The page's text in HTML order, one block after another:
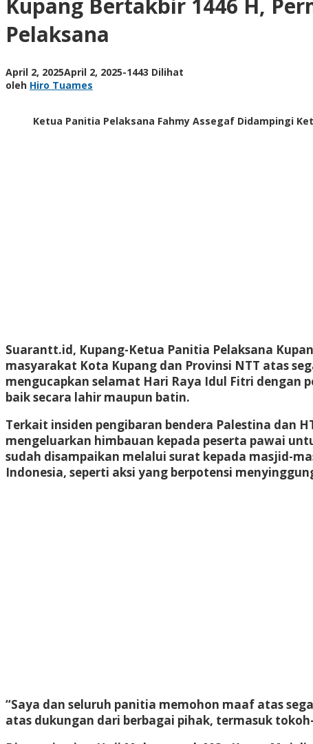
Permohonan
dari
Kupang Bertakbir 1446 H,
Pelaksana
April 2, 2025April 2, 2025oleh
-1443 Dilihat
oleh Hiro Tuames
Ketua Panitia Pelaksana Fahmy Assegaf Didampingi
Suarantt.id, Kupang-Ketua Panitia Pelaksana
masyarakat Kota Kupang dan Provinsi NTT atas
mengucapkan selamat Hari Raya Idul Fitri dengan
baik secara lahir maupun batin.
Terkait insiden pengibaran bendera Palestina dan
mengeluarkan himbauan kepada peserta pawai
sudah disampaikan melalui surat kepada masjid-
Indonesia, seperti aksi yang berpotensi
“Saya dan seluruh panitia memohon maaf atas
atas dukungan dari berbagai pihak, termasuk